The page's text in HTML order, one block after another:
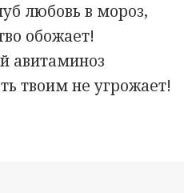
любовь в мороз,
обожает!
авитаминоз
твоим не угрожает!